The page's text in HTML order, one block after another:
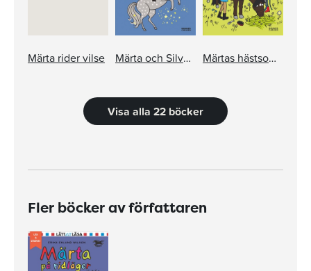
Märta rider vilse Märta och Silverhästen Märtas hästsommar
Visa alla 22 böcker
Fler böcker av författaren